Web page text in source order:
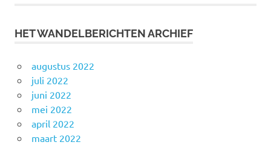
HET WANDELBERICHTEN ARCHIEF
augustus 2022
juli 2022
juni 2022
mei 2022
april 2022
maart 2022